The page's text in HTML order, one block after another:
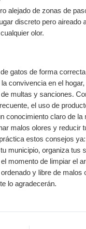
alejado de zonas de
discreto pero aireado
olor.
gatos de forma
convivencia en el
multas y sanciones.
el uso de
conocimiento claro de la
malos olores y reducir
estos consejos
municipio, organiza tus
momento de limpiar el
y libre de malos
lo agradecerán.